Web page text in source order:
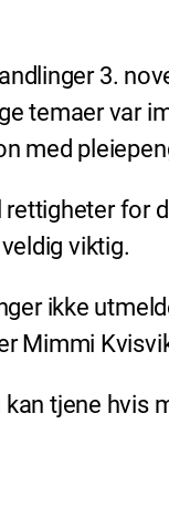
3.
temaer var
med
for
viktig.
ikke
Mimmi
tjene hvis